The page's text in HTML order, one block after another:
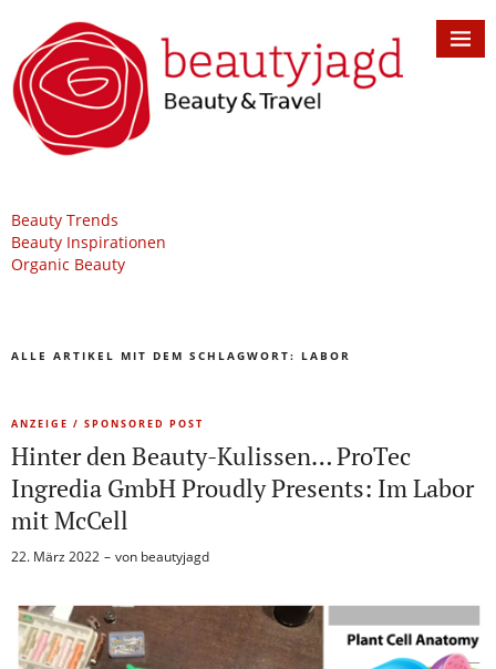
Beauty Trends
Beauty Inspirationen
Organic Beauty
ALLE ARTIKEL MIT DEM SCHLAGWORT: LABOR
ANZEIGE / SPONSORED POST
Hinter den Beauty-Kulissen… ProTec
Ingredia GmbH Proudly Presents: Im Labor
mit McCell
22. März 2022 von beautyjagd